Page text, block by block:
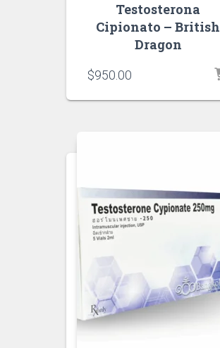
Testosterona
Cipionato – British
Dragon
$950.00